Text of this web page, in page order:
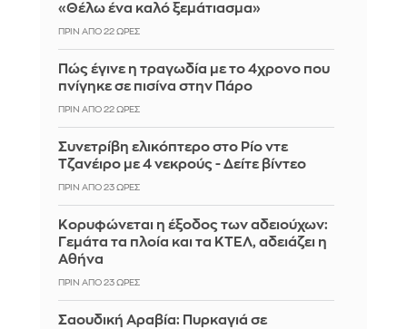
«Θέλω ένα καλό ξεμάτιασμα»
ΠΡΙΝ ΑΠΌ 22 ΏΡΕΣ
Πώς έγινε η τραγωδία με το 4χρονο που
πνίγηκε σε πισίνα στην Πάρο
ΠΡΙΝ ΑΠΌ 22 ΏΡΕΣ
Συνετρίβη ελικόπτερο στο Ρίο ντε
Τζανέιρο με 4 νεκρούς - Δείτε βίντεο
ΠΡΙΝ ΑΠΌ 23 ΏΡΕΣ
Κορυφώνεται η έξοδος των αδειούχων:
Γεμάτα τα πλοία και τα ΚΤΕΛ, αδειάζει η
Αθήνα
ΠΡΙΝ ΑΠΌ 23 ΏΡΕΣ
Σαουδική Αραβία: Πυρκαγιά σε